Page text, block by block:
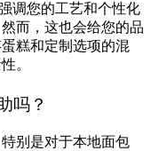
调您的工艺和个性化
而，这也会给您的品
糕和定制选项的混
。
吗？
别是对于本地面包